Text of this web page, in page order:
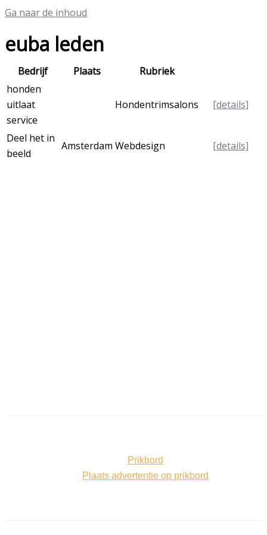
Ga naar de inhoud
euba leden
Bedrijf Plaats
Rubriek
honden
uitlaat
service
Hondentrimsalons [details]
Deel het in
beeld
Amsterdam Webdesign [details]
Prikbord
Plaats advertentie op prikbord